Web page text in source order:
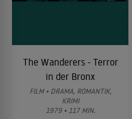
The Wanderers - Terror
in der Bronx
FILM • DRAMA, ROMANTIK,
KRIMI
1979 • 117 MIN.